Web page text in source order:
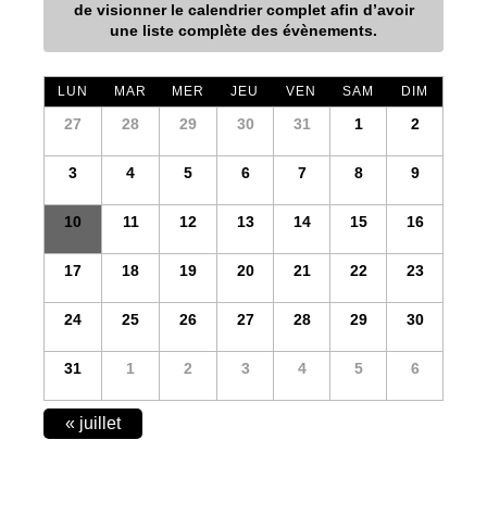
de visionner le calendrier complet afin d’avoir
une liste complète des évènements.
LUN MAR MER JEU VEN SAM DIM
27 28 29 30 31 1 2
3 4 5 6 7 8 9
10 11 12 13 14 15 16
17 18 19 20 21 22 23
24 25 26 27 28 29 30
31 1 2 3 4 5 6
CALENDAR
« juillet